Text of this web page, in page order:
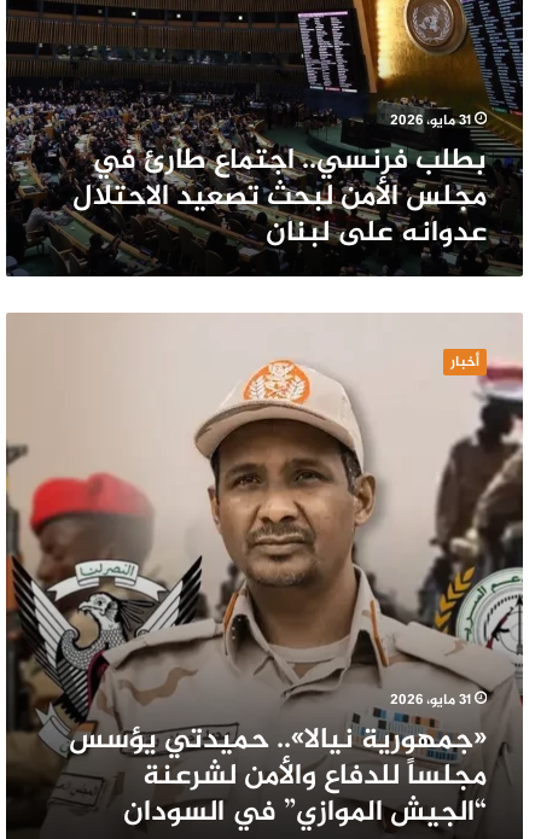
في
مجلس
الأمن
لبحث
تصعيد
الاحتلال
عدوانه
على
لبنان
31 مايو، 2026
بطلب فرنسي.. اجتماع طارئ في
مجلس الأمن لبحث تصعيد الاحتلال
عدوانه على لبنان
نيالا»..
حميدتي
يؤسس
مجلساً
للدفاع
والأمن
لشرعنة
“الجيش
الموازي”
في
السودان
أخبار
31 مايو، 2026
«جمهورية نيالا».. حميدتي يؤسس
مجلساً للدفاع والأمن لشرعنة
“الجيش الموازي” في السودان